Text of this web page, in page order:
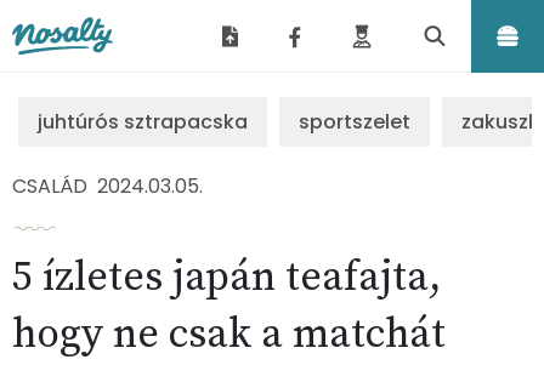
juhtúrós sztrapacska sportszelet
CSALÁD 2024.03.05.
5 ízletes japán teafajta,
hogy ne csak a matchát